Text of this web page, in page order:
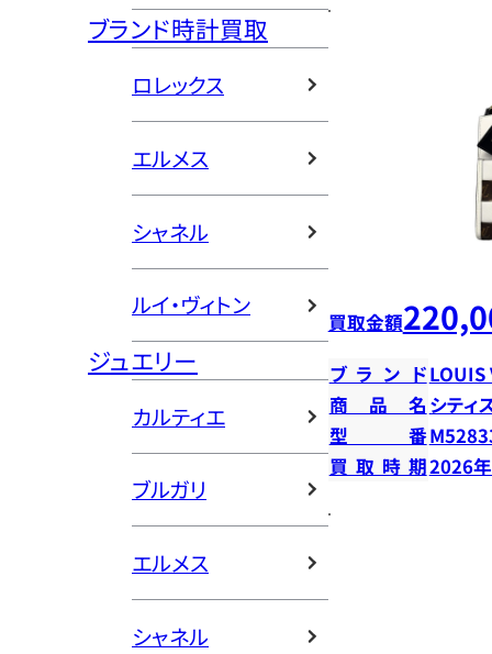
ブランド時計買取
ロレックス
エルメス
シャネル
ルイ・ヴィトン
ジュエリー
カルティエ
ブルガリ
エルメス
シャネル
買取金額
ブランドLOUIS
商品名 シティ
型番
買取時期2026